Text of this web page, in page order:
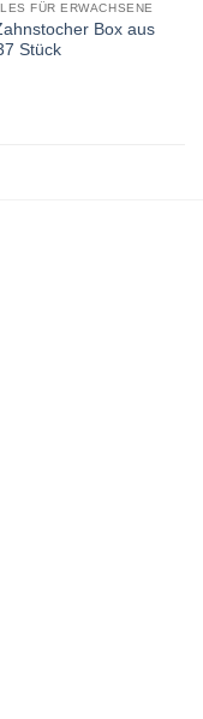
FÜR ERWACHSENE
Box aus
Stück